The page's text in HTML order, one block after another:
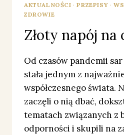
AKTUALNOŚCI ·PRZEPISY ·
ZDROWIE
Złoty napój na
Od czasów pandemii
stała jednym z
współczesnego świata.
zaczęli o nią dbać,
tematach związanych z
odporności i skupili na